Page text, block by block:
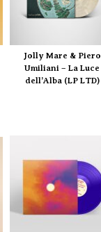
Jolly Mare & Piero
Umiliani – La Luce
dell’Alba (LP LTD)